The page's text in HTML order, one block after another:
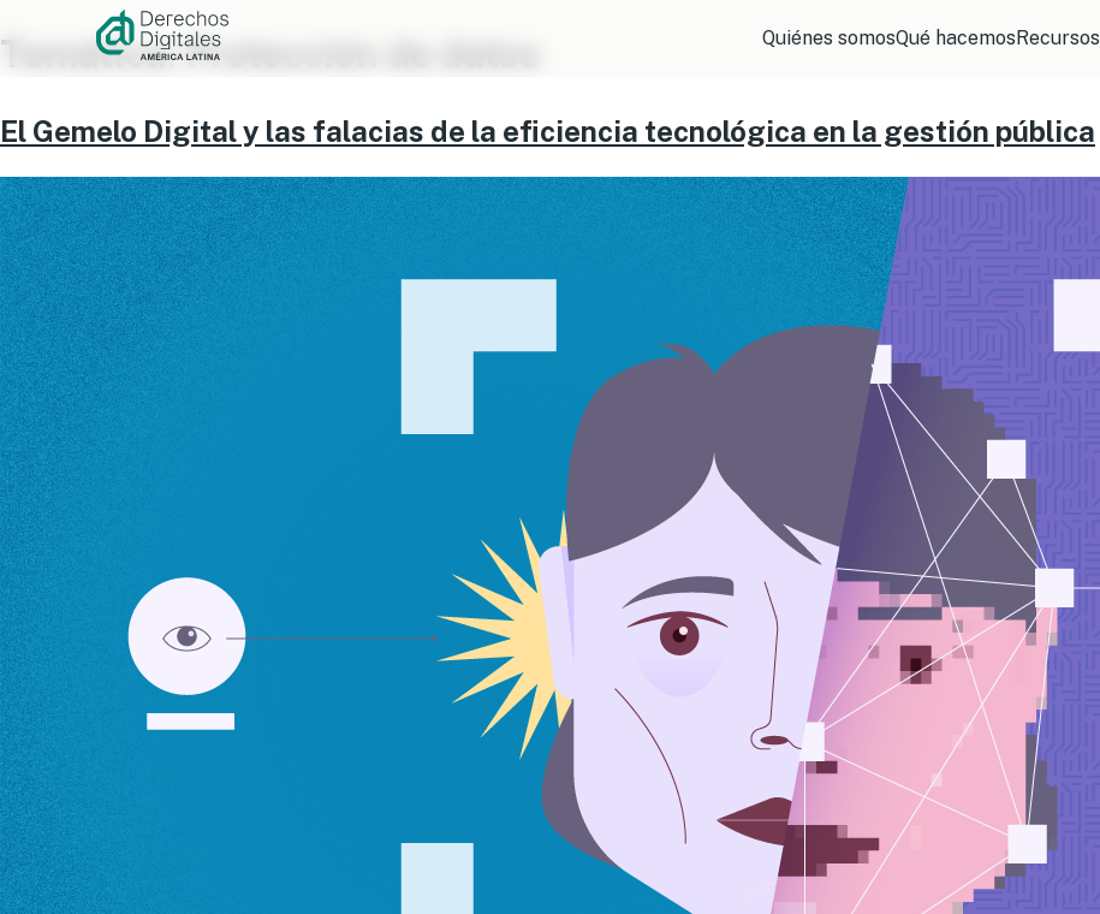
contenido
Quiénes somosQué hacemosRecursos
Temática:Protección de datos
El Gemelo Digital y las falacias de la eficiencia tecnológica en la gestión pública